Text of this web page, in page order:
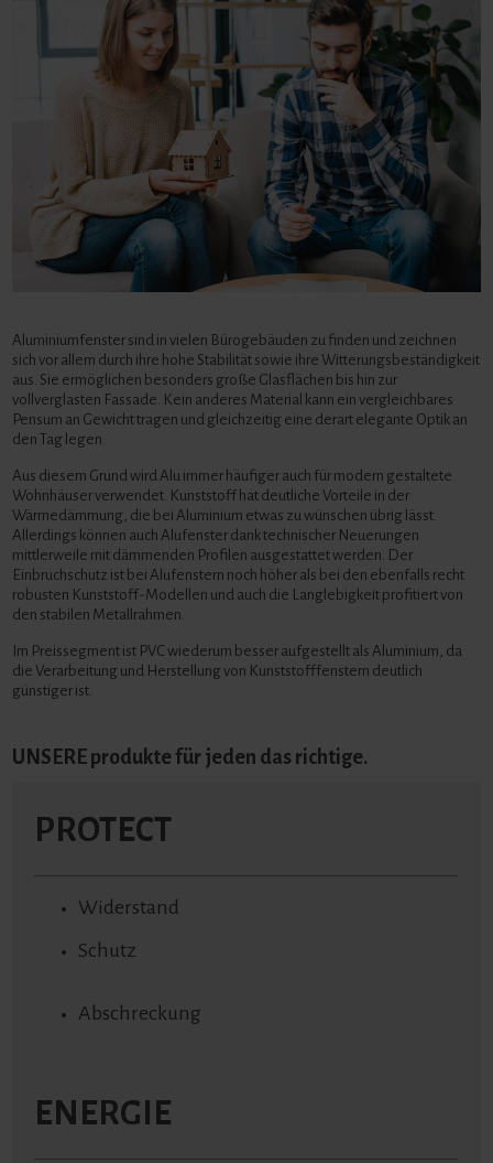
Aluminiumfenster sind in vielen Bürogebäuden zu finden und zeichnen
sich vor allem durch ihre hohe Stabilität sowie ihre Witterungsbeständigkeit
aus. Sie ermöglichen besonders große Glasflächen bis hin zur
vollverglasten Fassade. Kein anderes Material kann ein vergleichbares
Pensum an Gewicht tragen und gleichzeitig eine derart elegante Optik an
den Tag legen.
Aus diesem Grund wird Alu immer häufiger auch für modern gestaltete
Wohnhäuser verwendet. Kunststoff hat deutliche Vorteile in der
Wärmedämmung, die bei Aluminium etwas zu wünschen übrig lässt.
Allerdings können auch Alufenster dank technischer Neuerungen
mittlerweile mit dämmenden Profilen ausgestattet werden. Der
Einbruchschutz ist bei Alufenstern noch höher als bei den ebenfalls recht
robusten Kunststoff-Modellen und auch die Langlebigkeit profitiert von
den stabilen Metallrahmen.
Im Preissegment ist PVC wiederum besser aufgestellt als Aluminium, da
die Verarbeitung und Herstellung von Kunststofffenstern deutlich
günstiger ist.
UNSERE produkte für jeden das richtige.
PROTECT
Widerstand
Schutz
Abschreckung
ENERGIE